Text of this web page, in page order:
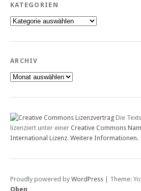
KATEGORIEN
Kategorien
ARCHIV
Archiv
Die
lizenziert unter einer Creative Commons
International Lizenz. Weitere Informationen.
Proudly powered by WordPress | Theme:
Oben